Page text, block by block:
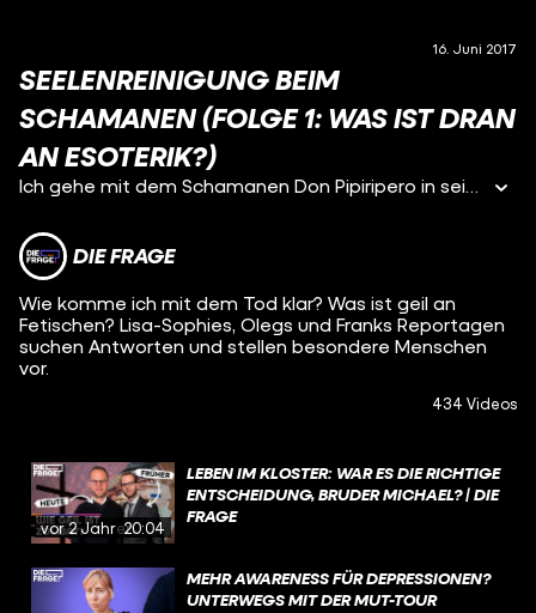
16. Juni 2017
SEELENREINIGUNG BEIM
SCHAMANEN (FOLGE 1: WAS IST DRAN
AN ESOTERIK?)
Ich gehe mit dem Schamanen Don Pipiripero in sein Zaubertipi, er verspricht mir eine Seelenreinigung. Und sagt auf einmal, dass ich jetzt mit meiner verstorbenen Oma sprechen könne.
DIE FRAGE
Wie komme ich mit dem Tod klar? Was ist geil an
Fetischen? Lisa-Sophies, Olegs und Franks Reportagen
suchen Antworten und stellen besondere Menschen
vor.
434 Videos
vor 2 Jahren20:04
LEBEN IM KLOSTER: WAR ES DIE RICHTIGE
ENTSCHEIDUNG, BRUDER MICHAEL? | DIE
FRAGE
MEHR AWARENESS FÜR DEPRESSIONEN?
UNTERWEGS MIT DER MUT-TOUR